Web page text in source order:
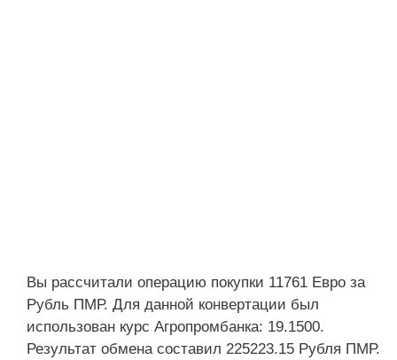
Вы рассчитали операцию покупки 11761 Евро за
Рубль ПМР. Для данной конвертации был
использован курс Агропромбанка: 19.1500.
Результат обмена составил 225223.15 Рубля ПМР.